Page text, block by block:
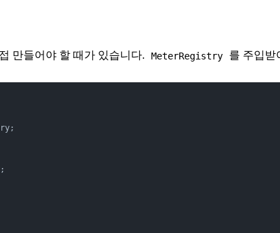
만들어야 할 때가 있습니다. MeterRegistry 를 주입받